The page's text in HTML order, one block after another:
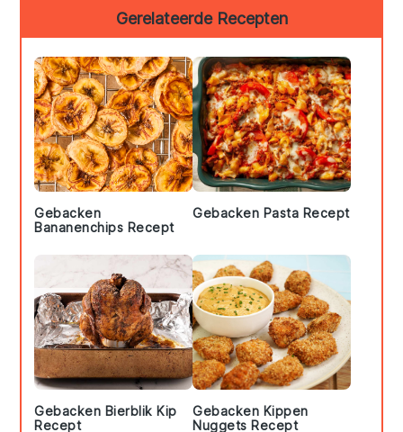
Sidebar
Gerelateerde Recepten
Gebacken
Bananenchips Recept
Gebacken Pasta Recept
Gebacken Bierblik Kip
Recept
Gebacken Kippen
Nuggets Recept